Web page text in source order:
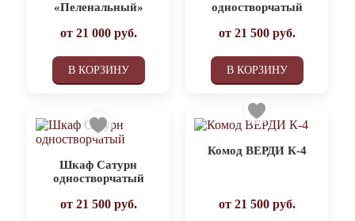
«Пеленальный»
от 21 000руб.
В КОРЗИНУ
одностворчатый
от 21 500руб.
В КОРЗИНУ
Шкаф Сатурн
одностворчатый
от 21 500руб.
Комод ВЕРДИ К-4
от 21 500руб.